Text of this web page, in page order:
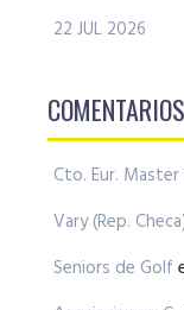
22 JUL 2026
Cto. Eur.
Vary (Rep.
Seniors de Golf